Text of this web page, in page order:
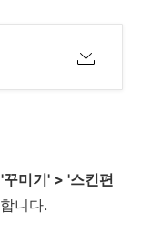
'꾸미기' > '스킨편
니다.